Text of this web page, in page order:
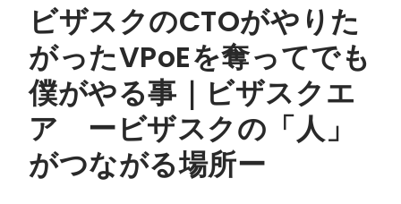
ビザスクのCTOがやりた
がったVPoEを奪ってでも
僕がやる事｜ビザスクエ
ア ービザスクの「人」
がつながる場所ー